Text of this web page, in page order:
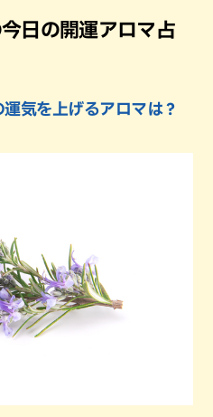
日の開運アロマ占
気を上げるアロマは？